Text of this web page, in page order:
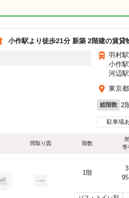
小作駅より徒歩21分 新築 2階建の賃貸
羽村
小作
河辺
東京
総階数 2
駐車場
間取り図 階数
専
1階